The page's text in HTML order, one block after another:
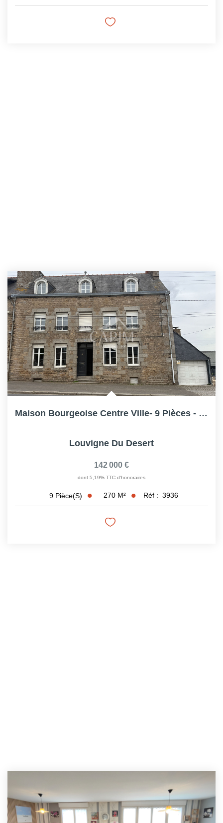
Maison Bourgeoise Centre Ville- 9 Pièces - 270M² À Rénover...
Louvigne Du Desert
142 000 €
dont 5,19% TTC d'honoraires
9 Pièce(s) 270 M² Réf : 3936